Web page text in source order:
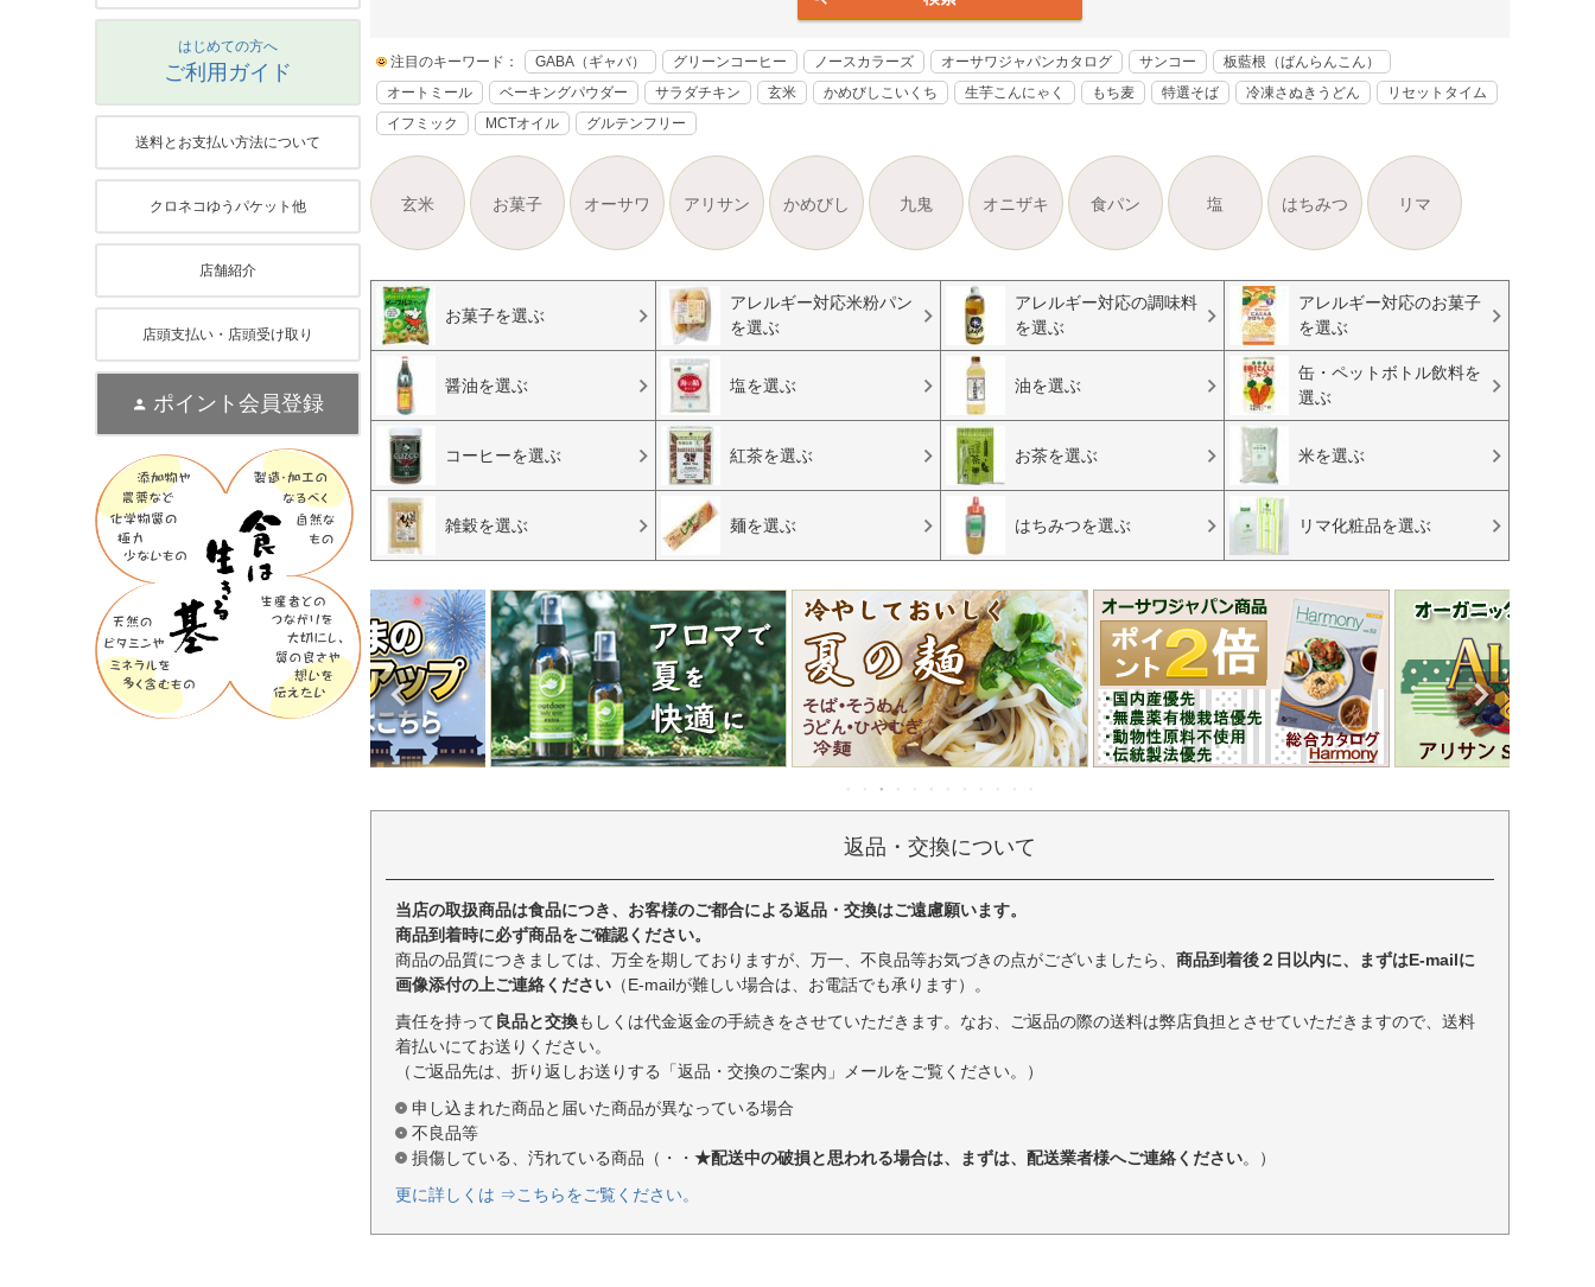
はじめての方へ
ご利用ガイド
送料とお支払い方法について
クロネコゆうパケット他
店舗紹介
店頭支払い・店頭受け取り
ポイント会員登録
注目のキーワード： GABA（ギャバ） グリーンコーヒー ノースカラーズ オーサワジャパンカタログ サンコー
板藍根（ばんらんこん）
オートミール
ベーキングパウダー サラダチキン 玄米 かめびしこいくち 生芋こんにゃく もち麦 特選そば 冷凍さぬきうどん
リセットタイム
イフミック
MCTオイル グルテンフリー
玄米 お菓子 オーサワ アリサン かめびし 九鬼 オニザキ 食パン 塩 はちみつ リマ
お菓子を選ぶ
アレルギー対応米粉パン
を選ぶ
アレルギー対応の調味料
を選ぶ
アレルギー対応のお菓子
を選ぶ
醤油を選ぶ 塩を選ぶ 油を選ぶ
缶・ペットボトル飲料を
選ぶ
コーヒーを選ぶ 紅茶を選ぶ お茶を選ぶ 米を選ぶ
雑穀を選ぶ 麺を選ぶ はちみつを選ぶ リマ化粧品を選ぶ
返品・交換について
当店の取扱商品は食品につき、お客様のご都合による返品・交換はご遠慮願います。
商品到着時に必ず商品をご確認ください。
商品の品質につきましては、万全を期しておりますが、万一、不良品等お気づきの点がございましたら、 商品到着後２日以内に、まずはE-mailに
画像添付の上ご連絡ください （E-mailが難しい場合は、お電話でも承ります）。
責任を持って 良品と交換もしくは代金返金の手続きをさせていただきます。なお、ご返品の際の送料は弊店負担とさせていただきますので、送料
着払いにてお送りください。
（ご返品先は、折り返しお送りする「返品・交換のご案内」メールをご覧ください。）
申し込まれた商品と届いた商品が異なっている場合
不良品等
損傷している、汚れている商品（・・ ★配送中の破損と思われる場合は、まずは、配送業者様へご連絡ください。）
更に詳しくは ⇒こちらをご覧ください。